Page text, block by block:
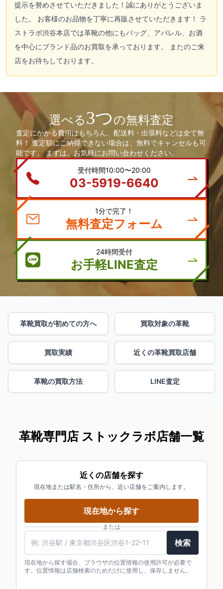
提示を努めさせていただきました！誠にありがとうございま
した。 お客様のお品物を丁寧に再販させていただきます！ ラ
ストラボ渋谷本店では革靴の他にもバッグ、アパレル、お酒
を中心にブランド品のお買取を承っております。 またのご来
店をお待ちしております。
選べる3つの無料査定
査定にかかる費用はもちろん、配送料・出張料などは全て無
料！ 査定額にご納得できない場合は、無料でキャンセルも可
能です。 まずは、お気軽にお問い合わせください。
受付時間10:00〜20:00
03-5919-6640
1分で完了！
無料査定フォーム
24時間受付
お手軽LINE査定
革靴買取が初めての方へ 買取対象の革靴
買取実績 近くの革靴買取店舗
革靴の買取方法 LINE査定
革靴専門店 ストックラボ店舗一覧
近くの店舗を探す
現在地または駅名・住所から、近い店舗をご案内します。
現在地から探す
または
検索
現在地から探す場合、ブラウザの位置情報の使用許可が必要で
す。位置情報は店舗検索のためだけに使用し、保存しません。